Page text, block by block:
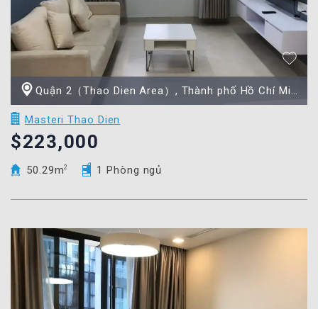
Quận 2（Thao Dien Area）, Thành phố Hồ Chí Minh
Masteri Thao Dien
$223,000
50.29m2 1 Phòng ngủ